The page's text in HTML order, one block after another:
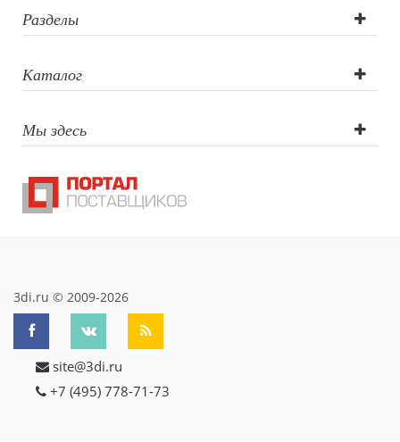
круговая, УФ-
печать,
Тампопечать,
Гравировка
круговая (CO2
лазер),
(CO2 лазер),
Трафаретная
печать круговая
Разделы
Каталог
Мы здесь
3di.ru © 2009-2026
site@3di.ru
+7 (495) 778-71-73